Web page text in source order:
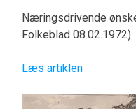
Næringsdrivende
Folkeblad 08.02.1972)
Læs artiklen